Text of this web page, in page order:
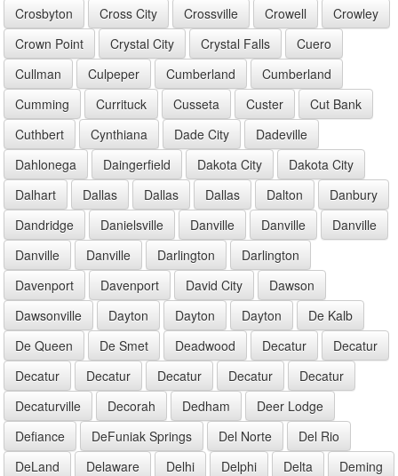
Crosbyton
Cross City Crossville Crowell
Crowley
Crown Point
Crystal City Crystal Falls
Cuero
Cullman
Culpeper Cumberland
Cumberland
Cumming
Currituck Cusseta Custer
Cut Bank
Cuthbert
Cynthiana Dade City
Dadeville
Dahlonega
Daingerfield Dakota City
Dakota City
Dalhart
Dallas Dallas Dallas Dalton
Danbury
Dandridge
Danielsville Danville Danville
Danville
Danville
Danville Darlington
Darlington
Davenport
Davenport David City
Dawson
Dawsonville
Dayton Dayton Dayton
De Kalb
De Queen
De Smet Deadwood Decatur
Decatur
Decatur
Decatur Decatur Decatur
Decatur
Decaturville
Decorah Dedham
Deer Lodge
Defiance
DeFuniak Springs Del Norte
Del Rio
DeLand
Delaware Delhi Delphi Delta
Deming